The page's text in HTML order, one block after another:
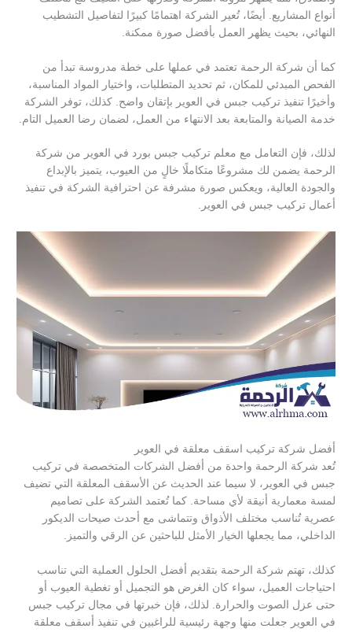
أنواع المشاريع. أيضًا، تُعير الشركة اهتمامًا كبيرًا لتفاصيل التشطيب
النهائي، بحيث يظهر العمل بأفضل صورة ممكنة.
كما أن شركة الرحمة تعتمد في عملها على خطة مدروسة تبدأ من
الفحص المبدئي للمكان، ثم تحديد المتطلبات، واختيار المواد المناسبة،
وأخيرًا تنفيذ تركيب جبس في العوير بإتقان واضح. كذلك، توفر الشركة
خدمة الصيانة والمتابعة بعد الانتهاء من العمل، لضمان رضا العميل التام.
لذلك، فإن التعامل مع معلم تركيب جبس بورد في العوير من شركة
الرحمة يضمن لك مشروعًا متكاملًا خالٍ من العيوب، يتميز بالإبداع
والجودة العالية، ويعكس صورة مشرفة عن احترافية الشركة في تنفيذ
أعمال تركيب جبس في العوير.
أفضل شركة تركيب اسقف معلقة في العوير
تُعد شركة الرحمة واحدة من أفضل الشركات المتخصصة في تركيب
جبس في العوير، لا سيما عند الحديث عن الأسقف المعلقة التي تضيف
لمسة معمارية أنيقة لأي مساحة. كما تُعتمد الشركة على تصاميم
عصرية تُناسب مختلف الأذواق وتتماشى مع أحدث صيحات الديكور
الداخلي، مما يجعلها الخيار الأمثل للباحثين عن الرقي والتميز.
كذلك، تهتم شركة الرحمة بتقديم أفضل الحلول العملية التي تناسب
احتياجات العميل، سواء كان الغرض هو التجميل أو تغطية العيوب أو
حتى عزل الصوت والحرارة. لذلك، فإن خبرتها في مجال تركيب جبس
في العوير جعلت منها وجهة رئيسية للراغبين في تنفيذ أسقف معلقة